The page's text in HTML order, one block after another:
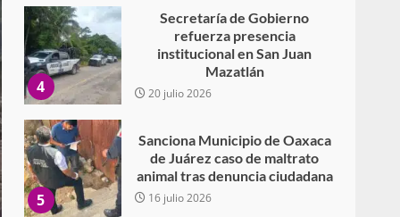
30 julio 2026
4
Secretaría de Gobierno
refuerza presencia
institucional en San Juan
Mazatlán
20 julio 2026
5
Sanciona Municipio de Oaxaca
de Juárez caso de maltrato
animal tras denuncia ciudadana
16 julio 2026